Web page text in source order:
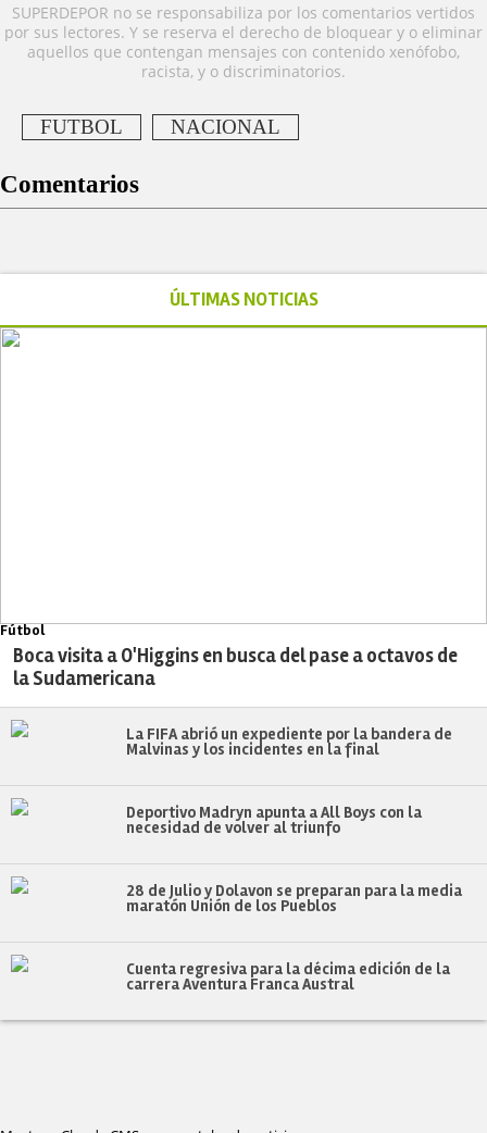
SUPERDEPOR no se responsabiliza por los comentarios vertidos
por sus lectores. Y se reserva el derecho de bloquear y o eliminar
aquellos que contengan mensajes con contenido xenófobo,
racista, y o discriminatorios.
FUTBOL NACIONAL
Comentarios
ÚLTIMAS NOTICIAS
Fútbol
Boca visita a O'Higgins en busca del pase a octavos de
la Sudamericana
La FIFA abrió un expediente por la bandera de
Malvinas y los incidentes en la final
Deportivo Madryn apunta a All Boys con la
necesidad de volver al triunfo
28 de Julio y Dolavon se preparan para la media
maratón Unión de los Pueblos
Cuenta regresiva para la décima edición de la
carrera Aventura Franca Austral